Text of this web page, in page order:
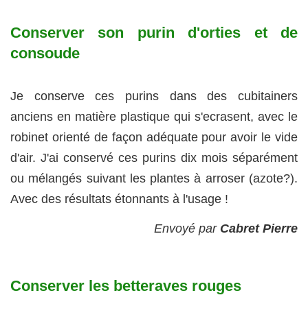
Conserver son purin d'orties et de
consoude
Je conserve ces purins dans des cubitainers
anciens en matière plastique qui s'ecrasent, avec le
robinet orienté de façon adéquate pour avoir le vide
d'air. J'ai conservé ces purins dix mois séparément
ou mélangés suivant les plantes à arroser (azote?).
Avec des résultats étonnants à l'usage !
Envoyé par Cabret Pierre
Conserver les betteraves rouges